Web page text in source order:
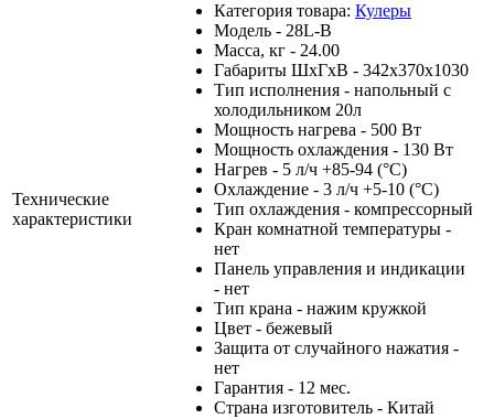
Технические
характеристики
Категория товара: Кулеры
Модель - 28L-B
Масса, кг - 24.00
Габариты ШхГхВ - 342x370x1030
Тип исполнения - напольный с
холодильником 20л
Мощность нагрева - 500 Вт
Мощность охлаждения - 130 Вт
Нагрев - 5 л/ч +85-94 (°С)
Охлаждение - 3 л/ч +5-10 (°С)
Тип охлаждения - компрессорный
Кран комнатной температуры -
нет
Панель управления и индикации
- нет
Тип крана - нажим кружкой
Цвет - бежевый
Защита от случайного нажатия -
нет
Гарантия - 12 мес.
Страна изготовитель - Китай